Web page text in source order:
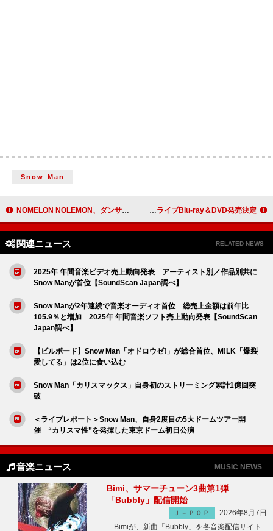
Snow Man
NOMELON NOLEMON、ダンサーを加えて「ミテミテ」披露 ＜THE FIRST TAKE＞ M!LK、アリーナツアー【SMILE POP!】のライブBlu-ray＆DVD発売決定
関連ニュース RELATED NEWS
2025年 年間音楽ビデオ売上動向発表 アーティスト別／作品別共に
Snow Manが首位【SoundScan Japan調べ】
Snow Manが2年連続で音楽オーディオ首位 総売上金額は前年比
105.9％と増加 2025年 年間音楽ソフト売上動向発表【SoundScan
Japan調べ】
【ビルボード】Snow Man「オドロウゼ!」が総合首位、M!LK「爆裂
愛してる」は2位に食い込む
Snow Man「カリスマックス」自身初のストリーミング累計1億回突
破
＜ライブレポート＞Snow Man、自身2度目の5大ドームツアー開
催 “カリスマ性”を発揮した東京ドーム初日公演
音楽ニュース MUSIC NEWS
Bimi、サマーチューン3曲第1弾
「Bubbly」配信開始
Ｊ－ＰＯＰ
2026年8月7日
Bimiが、新曲「Bubbly」を各音楽配信サイト